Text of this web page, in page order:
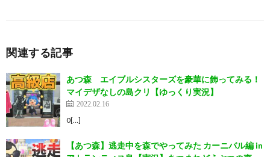
関連する記事
あつ森 エイブルシスターズを豪華に飾ってみる！
マイデザなしの島クリ【ゆっくり実況】
2022.02.16
0[…]
【あつ森】逃走中を森でやってみた カーニバル編 in